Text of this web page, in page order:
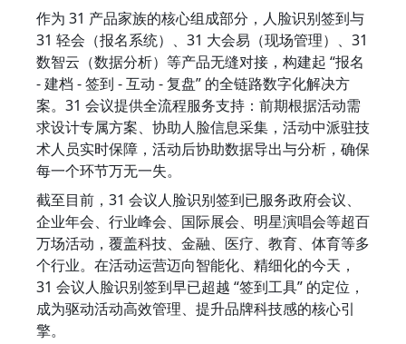
作为 31 产品家族的核心组成部分，人脸识别签到与
31 轻会（报名系统）、31 大会易（现场管理）、31
数智云（数据分析）等产品无缝对接，构建起 “报名
- 建档 - 签到 - 互动 - 复盘” 的全链路数字化解决方
案。31 会议提供全流程服务支持：前期根据活动需
求设计专属方案、协助人脸信息采集，活动中派驻技
术人员实时保障，活动后协助数据导出与分析，确保
每一个环节万无一失。
截至目前，31 会议人脸识别签到已服务政府会议、
企业年会、行业峰会、国际展会、明星演唱会等超百
万场活动，覆盖科技、金融、医疗、教育、体育等多
个行业。在活动运营迈向智能化、精细化的今天，
31 会议人脸识别签到早已超越 “签到工具” 的定位，
成为驱动活动高效管理、提升品牌科技感的核心引
擎。